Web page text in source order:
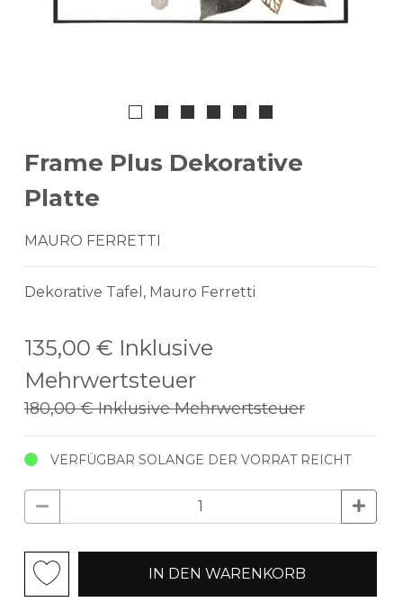
Frame Plus Dekorative
Platte
MAURO FERRETTI
Dekorative Tafel, Mauro Ferretti
135,00 € Inklusive
Mehrwertsteuer
180,00 €Inklusive Mehrwertsteuer
VERFÜGBAR SOLANGE DER VORRAT REICHT
IN DEN WARENKORB